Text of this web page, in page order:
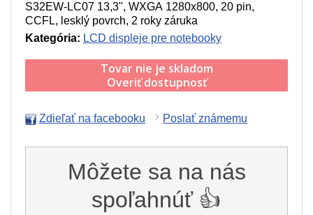
S32EW-LC07 13,3", WXGA 1280x800, 20 pin,
CCFL, lesklý povrch, 2 roky záruka
Kategória: LCD displeje pre notebooky
Tovar nie je skladom
Overiť dostupnosť
Zdieľať na facebooku Poslať známemu
Môžete sa na nás
spoľahnúť 👍